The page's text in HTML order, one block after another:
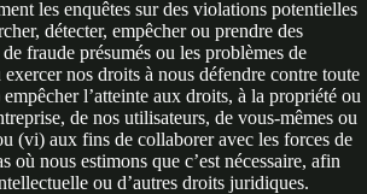
les enquêtes sur des violations potentielles
détecter, empêcher ou prendre des
fraude présumés ou les problèmes de
nos droits à nous défendre contre toute
l’atteinte aux droits, à la propriété ou
de nos utilisateurs, de vous-mêmes ou
(vi) aux fins de collaborer avec les forces de
où nous estimons que c’est nécessaire, afin
ou d’autres droits juridiques.